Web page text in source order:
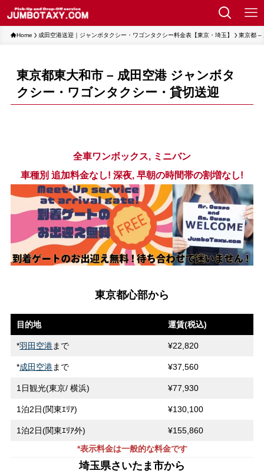
Home 成田空港送迎｜ジャンボタクシー・ワゴンタクシー料金表【東京・埼玉】 東京都 –
東京都東大和市 – 成田空港 ジャンボタ
クシー・ワゴンタクシー・貸切送迎
全車ワンボックス, ミニバン
車種別 追加料金なし! 深夜, 早朝の時間帯の割増なし!
東京都心部から
目的地 運賃(税込)
*羽田空港まで ¥22,820
*成田空港まで ¥37,560
1日観光(東京/ 横浜) ¥77,930
1泊2日(関東ｴﾘｱ) ¥130,100
1泊2日(関東ｴﾘｱ外)
¥155,860
*表示料金は一般的な料金です
埼玉県さいたま市から